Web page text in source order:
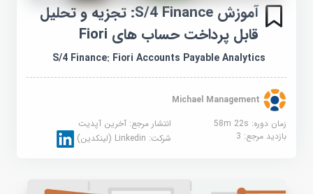
آموزش S/4 Finance: تجزیه و تحلیل
قابل پرداخت حساب های Fiori
S/4 Finance: Fiori Accounts Payable Analytics
Michael Management
زمان دوره: 58m 22s
انتشار مرجع:آخرین آپدیت
بازدید مرجع:3 شرکت:Linkedin (لینکدین)